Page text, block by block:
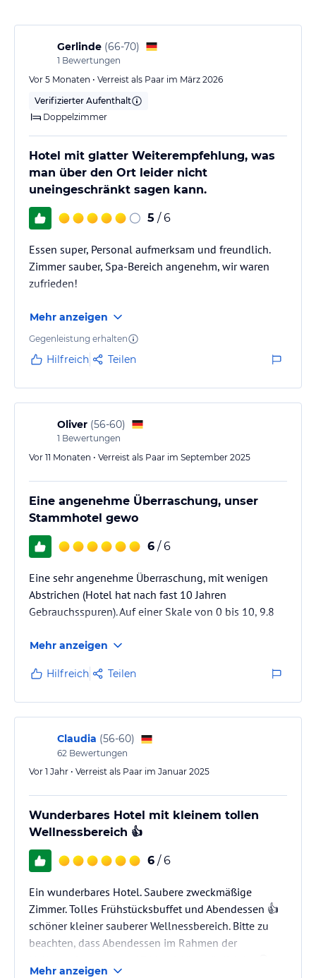
Gerlinde (66-70)
1 Bewertungen
Vor 5 Monaten • Verreist als Paar im März 2026
Verifizierter Aufenthalt
Doppelzimmer
Hotel mit glatter Weiterempfehlung, was
man über den Ort leider nicht
uneingeschränkt sagen kann.
5 / 6
Essen super, Personal aufmerksam und freundlich.
Zimmer sauber, Spa-Bereich angenehm, wir waren
zufrieden!
Mehr anzeigen
Gegenleistung erhalten
Hilfreich Teilen
Oliver (56-60)
1 Bewertungen
Vor 11 Monaten • Verreist als Paar im September 2025
Eine angenehme Überraschung, unser
Stammhotel gewo
6 / 6
Eine sehr angenehme Überraschung, mit wenigen
Abstrichen (Hotel hat nach fast 10 Jahren
Gebrauchsspuren). Auf einer Skale von 0 bis 10, 9.8
Mehr anzeigen
Hilfreich Teilen
Claudia (56-60)
62 Bewertungen
Vor 1 Jahr • Verreist als Paar im Januar 2025
Wunderbares Hotel mit kleinem tollen
Wellnessbereich 👍
6 / 6
Ein wunderbares Hotel. Saubere zweckmäßige
Zimmer. Tolles Frühstücksbuffet und Abendessen 👍
schöner kleiner sauberer Wellnessbereich. Bitte zu
beachten, dass Abendessen im Rahmen der
Mehr anzeigen